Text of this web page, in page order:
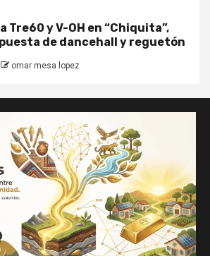
Tre60 y V-OH en “Chiquita”,
de dancehall y reguetón
omar mesa lopez